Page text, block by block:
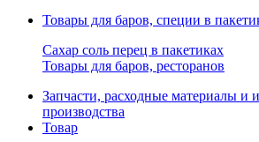
Товары для баров, специи в
Сахар соль перец в пакетиках
Товары для баров, ресторанов
Запчасти, расходные материалы и
производства
Товар